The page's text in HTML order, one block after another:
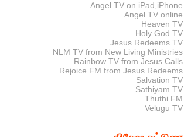
Angel TV on iPad,iPhone
Angel TV online
Heaven TV
Holy God TV
Jesus Redeems TV
NLM TV from New Living Ministries
Rainbow TV from Jesus Calls
Rejoice FM from Jesus Redeems
Salvation TV
Sathiyam TV
Thuthi FM
Velugu TV